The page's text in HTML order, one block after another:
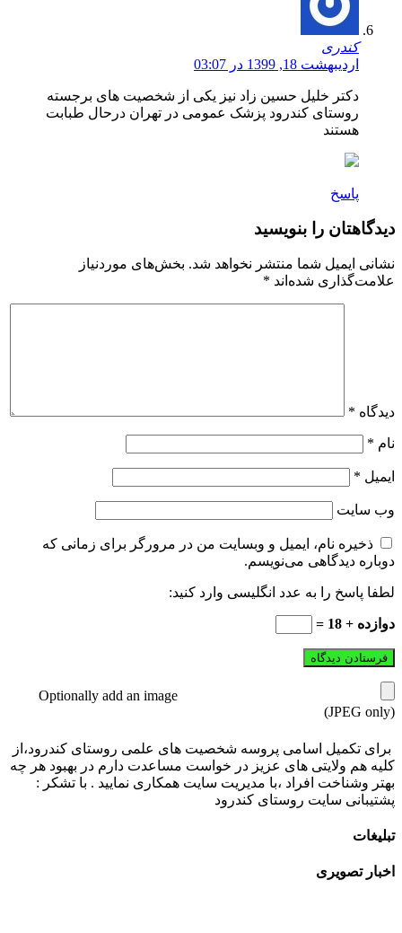
کندری
اردیبهشت 18, 1399 در 03:07
دکتر خلیل حسین زاد نیز یکی از شخصیت های برجسته
روستای کندرود پزشک عمومی در تهران درحال طبابت
هستند
پاسخ
دیدگاهتان را بنویسید
نشانی ایمیل شما منتشر نخواهد شد. بخش‌های موردنیاز
علامت‌گذاری شده‌اند *
دیدگاه *
نام *
ایمیل *
وب‌ سایت
ذخیره نام، ایمیل و وبسایت من در مرورگر برای زمانی که
دوباره دیدگاهی می‌نویسم.
لطفا پاسخ را به عدد انگلیسی وارد کنید:
دوازده + 18 =
Optionally add an image
(JPEG only)
برای تکمیل اسامی پروسه شخصیت های علمی روستای کندرود،از
کلیه هم ولایتی های عزیز در خواست مساعدت دارم در بهبود هر چه
بهتر وشناخت افراد ،با مدیریت سایت همکاری نمایید . با تشکر :
پشتیبانی سایت روستای کندرود
تبلیغات
اخبار تصویری